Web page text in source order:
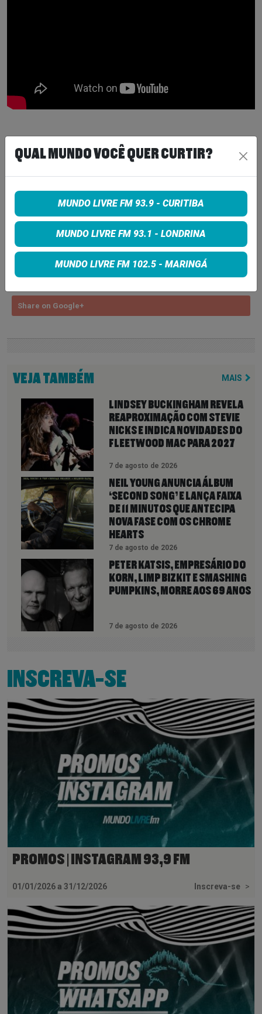
ainda estou aqui NOTICIA
COMPARTILHE
Share on Facebook
Share on Twitter
Share on Google+
VEJA TAMBÉM MAIS
LINDSEY BUCKINGHAM REVELA
REAPROXIMAÇÃO COM STEVIE
NICKS E INDICA NOVIDADES DO
FLEETWOOD MAC PARA 2027
7 de agosto de 2026
NEIL YOUNG ANUNCIA ÁLBUM
‘SECOND SONG’ E LANÇA FAIXA
DE 11 MINUTOS QUE ANTECIPA
NOVA FASE COM OS CHROME
HEARTS
7 de agosto de 2026
PETER KATSIS, EMPRESÁRIO DO
KORN, LIMP BIZKIT E SMASHING
PUMPKINS, MORRE AOS 69 ANOS
7 de agosto de 2026
INSCREVA-SE
PROMOS | INSTAGRAM 93,9 FM
01/01/2026 a 31/12/2026 Inscreva-se >
QUAL MUNDO VOCÊ QUER CURTIR?
MUNDO LIVRE FM 93.9 - CURITIBA
MUNDO LIVRE FM 93.1 - LONDRINA
MUNDO LIVRE FM 102.5 - MARINGÁ